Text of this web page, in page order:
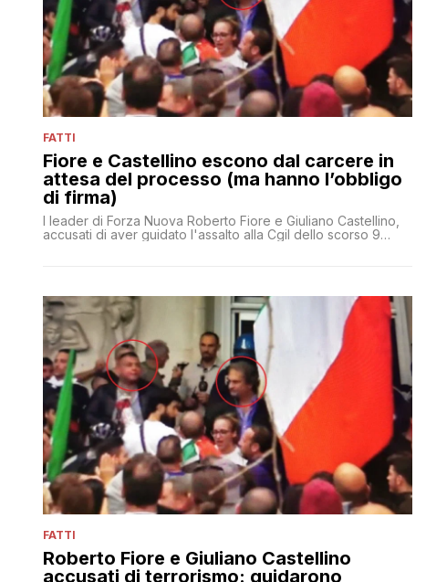
FATTI
Fiore e Castellino escono dal carcere in
attesa del processo (ma hanno l’obbligo
di firma)
I leader di Forza Nuova Roberto Fiore e Giuliano Castellino,
accusati di aver guidato l'assalto alla Cgil dello scorso 9
FATTI
Roberto Fiore e Giuliano Castellino
accusati di terrorismo: guidarono